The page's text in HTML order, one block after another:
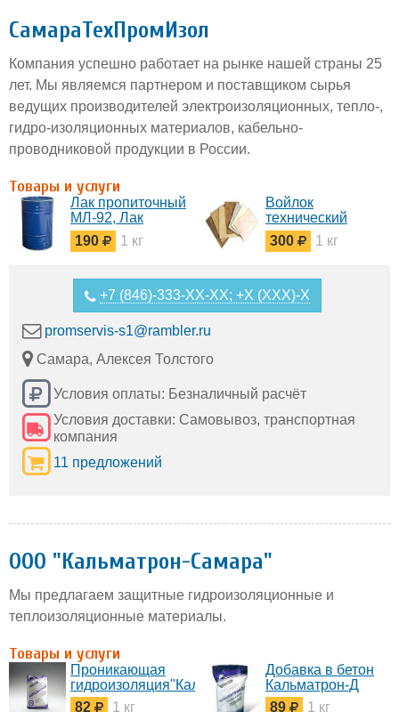
СамараТехПромИзол
Компания успешно работает на рынке нашей страны 25
лет. Мы являемся партнером и поставщиком сырья
ведущих производителей электроизоляционных, тепло-,
гидро-изоляционных материалов, кабельно-
проводниковой продукции в России.
Товары и услуги
Лак пропиточный
МЛ-92, Лак
пропиточный
ГФ-95, лак КО-916
190 1 кг
Войлок
технический
грубошерстный,
детали из войлока
300 1 кг
+7 (846)-333-XX-XX; +X (XXX)-X
promservis-s1@rambler.ru
Самара, Алексея Толстого
Условия оплаты: Безналичный расчёт
Условия доставки: Самовывоз, транспортная
компания
11 предложений
ООО "Кальматрон-Самара"
Мы предлагаем защитные гидроизоляционные и
теплоизоляционные материалы.
Товары и услуги
Проникающая
гидроизоляция"Кальматрон"
82
1 кг
Добавка в бетон
Кальматрон-Д
89
1 кг